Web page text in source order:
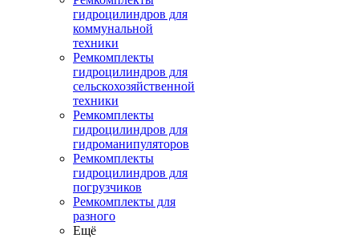
гидроцилиндров для
коммунальной
техники
Ремкомплекты
гидроцилиндров для
сельскохозяйственной
техники
Ремкомплекты
гидроцилиндров для
гидроманипуляторов
Ремкомплекты
гидроцилиндров для
погрузчиков
Ремкомплекты для
разного
Ещё